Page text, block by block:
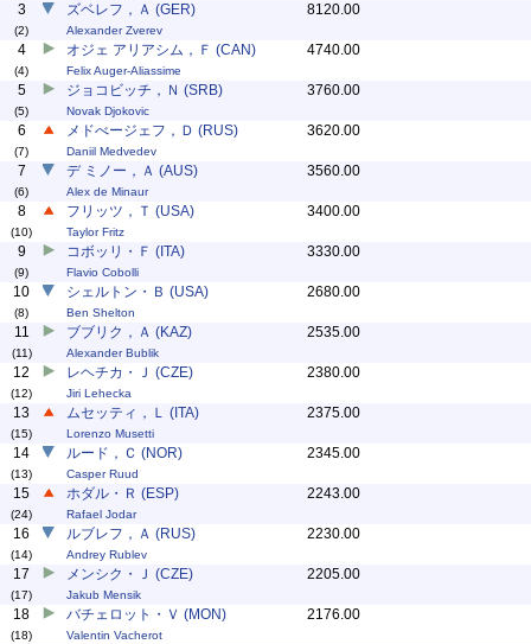
3
(2)
ズベレフ，Ａ (GER)
Alexander Zverev
8120.00
4
(4)
オジェ アリアシム，Ｆ (CAN)
Felix Auger-Aliassime
4740.00
5
(5)
ジョコビッチ，Ｎ (SRB)
Novak Djokovic
3760.00
6
(7)
メドべージェフ，Ｄ (RUS)
Daniil Medvedev
3620.00
7
(6)
デ ミノー，Ａ (AUS)
Alex de Minaur
3560.00
8
(10)
フリッツ，Ｔ (USA)
Taylor Fritz
3400.00
9
(9)
コボッリ・Ｆ (ITA)
Flavio Cobolli
3330.00
10
(8)
シェルトン・Ｂ (USA)
Ben Shelton
2680.00
11
(11)
ブブリク，Ａ (KAZ)
Alexander Bublik
2535.00
12
(12)
レヘチカ・Ｊ (CZE)
Jiri Lehecka
2380.00
13
(15)
ムセッティ，Ｌ (ITA)
Lorenzo Musetti
2375.00
14
(13)
ルード，Ｃ (NOR)
Casper Ruud
2345.00
15
(24)
ホダル・Ｒ (ESP)
Rafael Jodar
2243.00
16
(14)
ルブレフ，Ａ (RUS)
Andrey Rublev
2230.00
17
(17)
メンシク・Ｊ (CZE)
Jakub Mensik
2205.00
18
(18)
バチェロット・Ｖ (MON)
Valentin Vacherot
2176.00